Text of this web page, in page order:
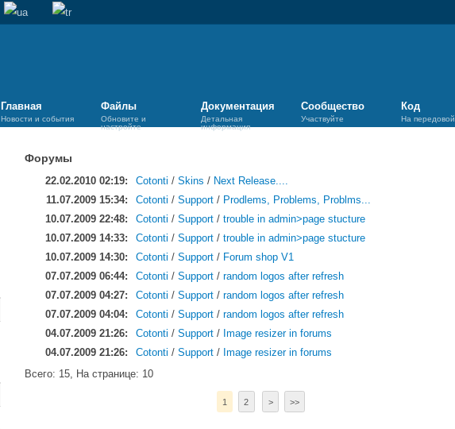
Главная
Новости и события
Файлы
Обновите и
настройте
Документация
Детальная
информация
Сообщество
Участвуйте
Код
На передовой
Форумы
22.02.2010 02:19: Cotonti / Skins / Next Release....
11.07.2009 15:34:
Cotonti / Support / Prodlems, Problems, Problms...
10.07.2009 22:48:
Cotonti / Support / trouble in admin>page stucture
10.07.2009 14:33:
Cotonti / Support / trouble in admin>page stucture
10.07.2009 14:30:
Cotonti / Support / Forum shop V1
07.07.2009 06:44:
Cotonti / Support / random logos after refresh
07.07.2009 04:27:
Cotonti / Support / random logos after refresh
07.07.2009 04:04:
Cotonti / Support / random logos after refresh
04.07.2009 21:26:
Cotonti / Support / Image resizer in forums
04.07.2009 21:26:
Cotonti / Support / Image resizer in forums
Всего: 15, На странице: 10
1 2 > >>